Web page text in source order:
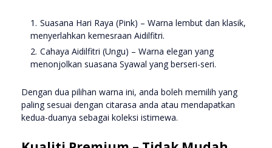
Suasana Hari Raya (Pink) – Warna lembut dan klasik,
menyerlahkan kemesraan Aidilfitri.
Cahaya Aidilfitri (Ungu) – Warna elegan yang
menonjolkan suasana Syawal yang berseri-seri.
Dengan dua pilihan warna ini, anda boleh memilih yang
paling sesuai dengan citarasa anda atau mendapatkan
kedua-duanya sebagai koleksi istimewa.